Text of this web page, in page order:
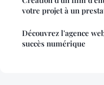
votre projet à un
Découvrez l'agence
succès numérique